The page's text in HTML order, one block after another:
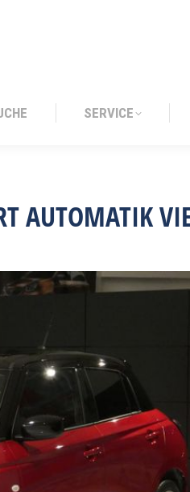
SERVICE
AUTOMATIK